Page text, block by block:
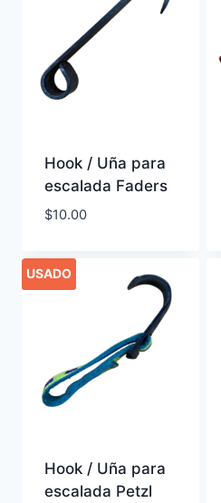
Hook / Uña para
escalada Faders
$10.00
USADO
Hook / Uña para
escalada Petzl